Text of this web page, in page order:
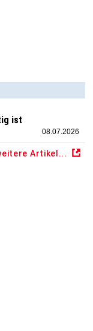
ist
08.07.2026
Artikel...